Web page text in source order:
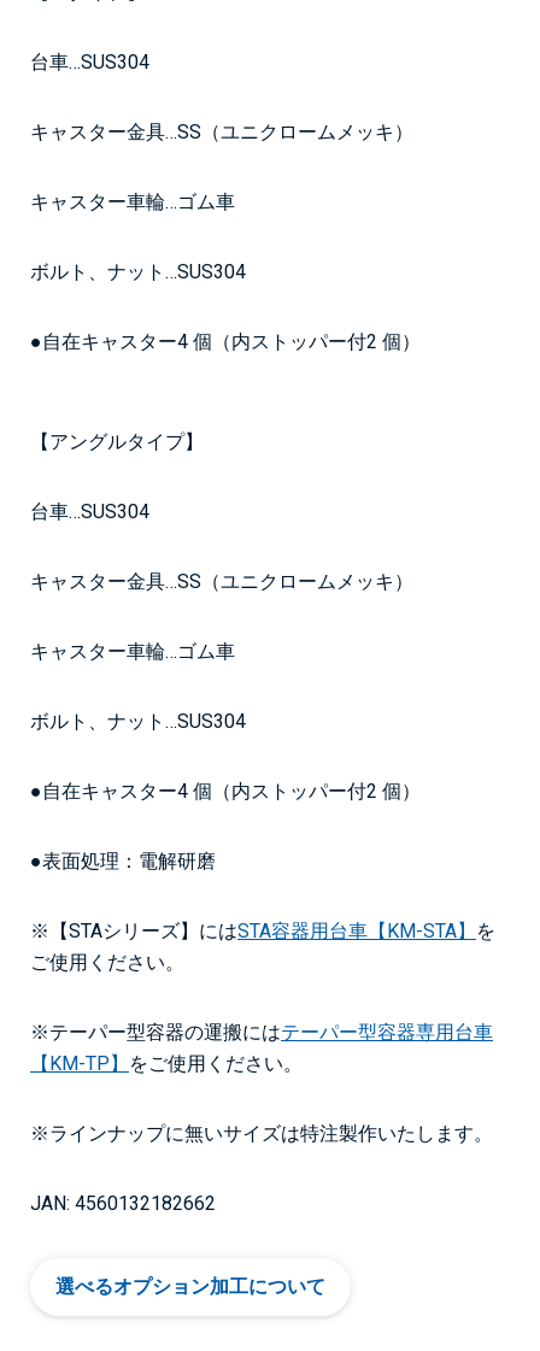
台車…SUS304
キャスター金具…SS（ユニクロームメッキ）
キャスター車輪…ゴム車
ボルト、ナット…SUS304
●自在キャスター4 個（内ストッパー付2 個）
【アングルタイプ】
台車…SUS304
キャスター金具…SS（ユニクロームメッキ）
キャスター車輪…ゴム車
ボルト、ナット…SUS304
●自在キャスター4 個（内ストッパー付2 個）
●表面処理：電解研磨
※【STAシリーズ】にはSTA容器用台車【KM-STA】
を
ご使用ください。
※テーパー型容器の運搬にはテーパー型容器専用台車
【KM-TP】
をご使用ください。
※ラインナップに無いサイズは特注製作いたします。
JAN: 4560132182662
選べるオプション加工について